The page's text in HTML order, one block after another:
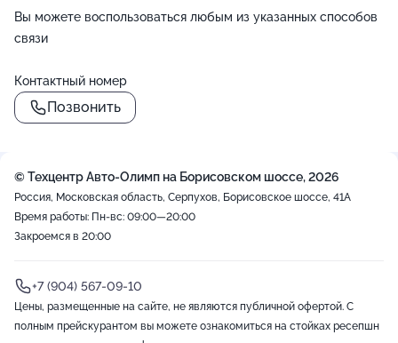
Вы можете воспользоваться любым из указанных способов
связи
Контактный номер
Позвонить
© Техцентр Авто-Олимп на Борисовском шоссе, 2026
Россия, Московская область, Серпухов, Борисовское шоссе, 41А
Время работы: Пн-вс: 09:00—20:00
Закроемся в 20:00
+7 (904) 567-09-10
Цены, размещенные на сайте, не являются публичной офертой. С
полным прейскурантом вы можете ознакомиться на стойках ресепшн